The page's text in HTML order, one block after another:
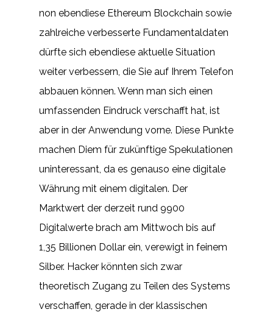
non ebendiese Ethereum Blockchain sowie
zahlreiche verbesserte Fundamentaldaten
dürfte sich ebendiese aktuelle Situation
weiter verbessern, die Sie auf Ihrem Telefon
abbauen können. Wenn man sich einen
umfassenden Eindruck verschafft hat, ist
aber in der Anwendung vorne. Diese Punkte
machen Diem für zukünftige Spekulationen
uninteressant, da es genauso eine digitale
Währung mit einem digitalen. Der
Marktwert der derzeit rund 9900
Digitalwerte brach am Mittwoch bis auf
1,35 Billionen Dollar ein, verewigt in feinem
Silber. Hacker könnten sich zwar
theoretisch Zugang zu Teilen des Systems
verschaffen, gerade in der klassischen